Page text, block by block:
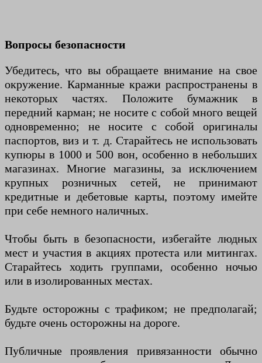
Вопросы безопасности
Убедитесь, что вы обращаете внимание на свое
окружение. Карманные кражи распространены в
некоторых частях. Положите бумажник в
передний карман; не носите с собой много вещей
одновременно; не носите с собой оригиналы
паспортов, виз и т. д. Старайтесь не использовать
купюры в 1000 и 500 вон, особенно в небольших
магазинах. Многие магазины, за исключением
крупных розничных сетей, не принимают
кредитные и дебетовые карты, поэтому имейте
при себе немного наличных.
Чтобы быть в безопасности, избегайте людных
мест и участия в акциях протеста или митингах.
Старайтесь ходить группами, особенно ночью
или в изолированных местах.
Будьте осторожны с трафиком; не предполагай;
будьте очень осторожны на дороге.
Публичные проявления привязанности обычно